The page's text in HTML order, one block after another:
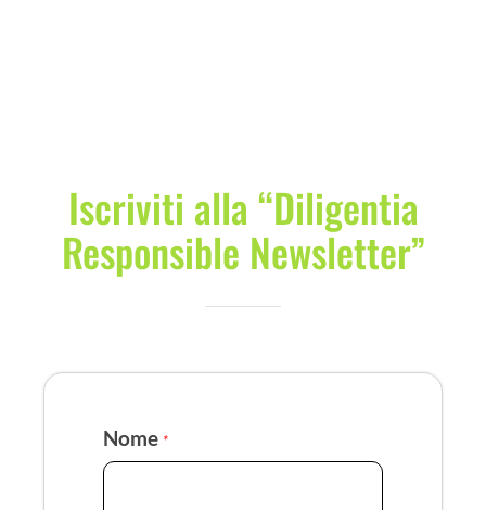
Iscriviti alla “Diligentia
Responsible Newsletter”
Nome *